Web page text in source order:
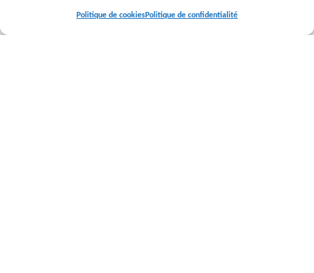
Politique de cookiesPolitique de confidentialité